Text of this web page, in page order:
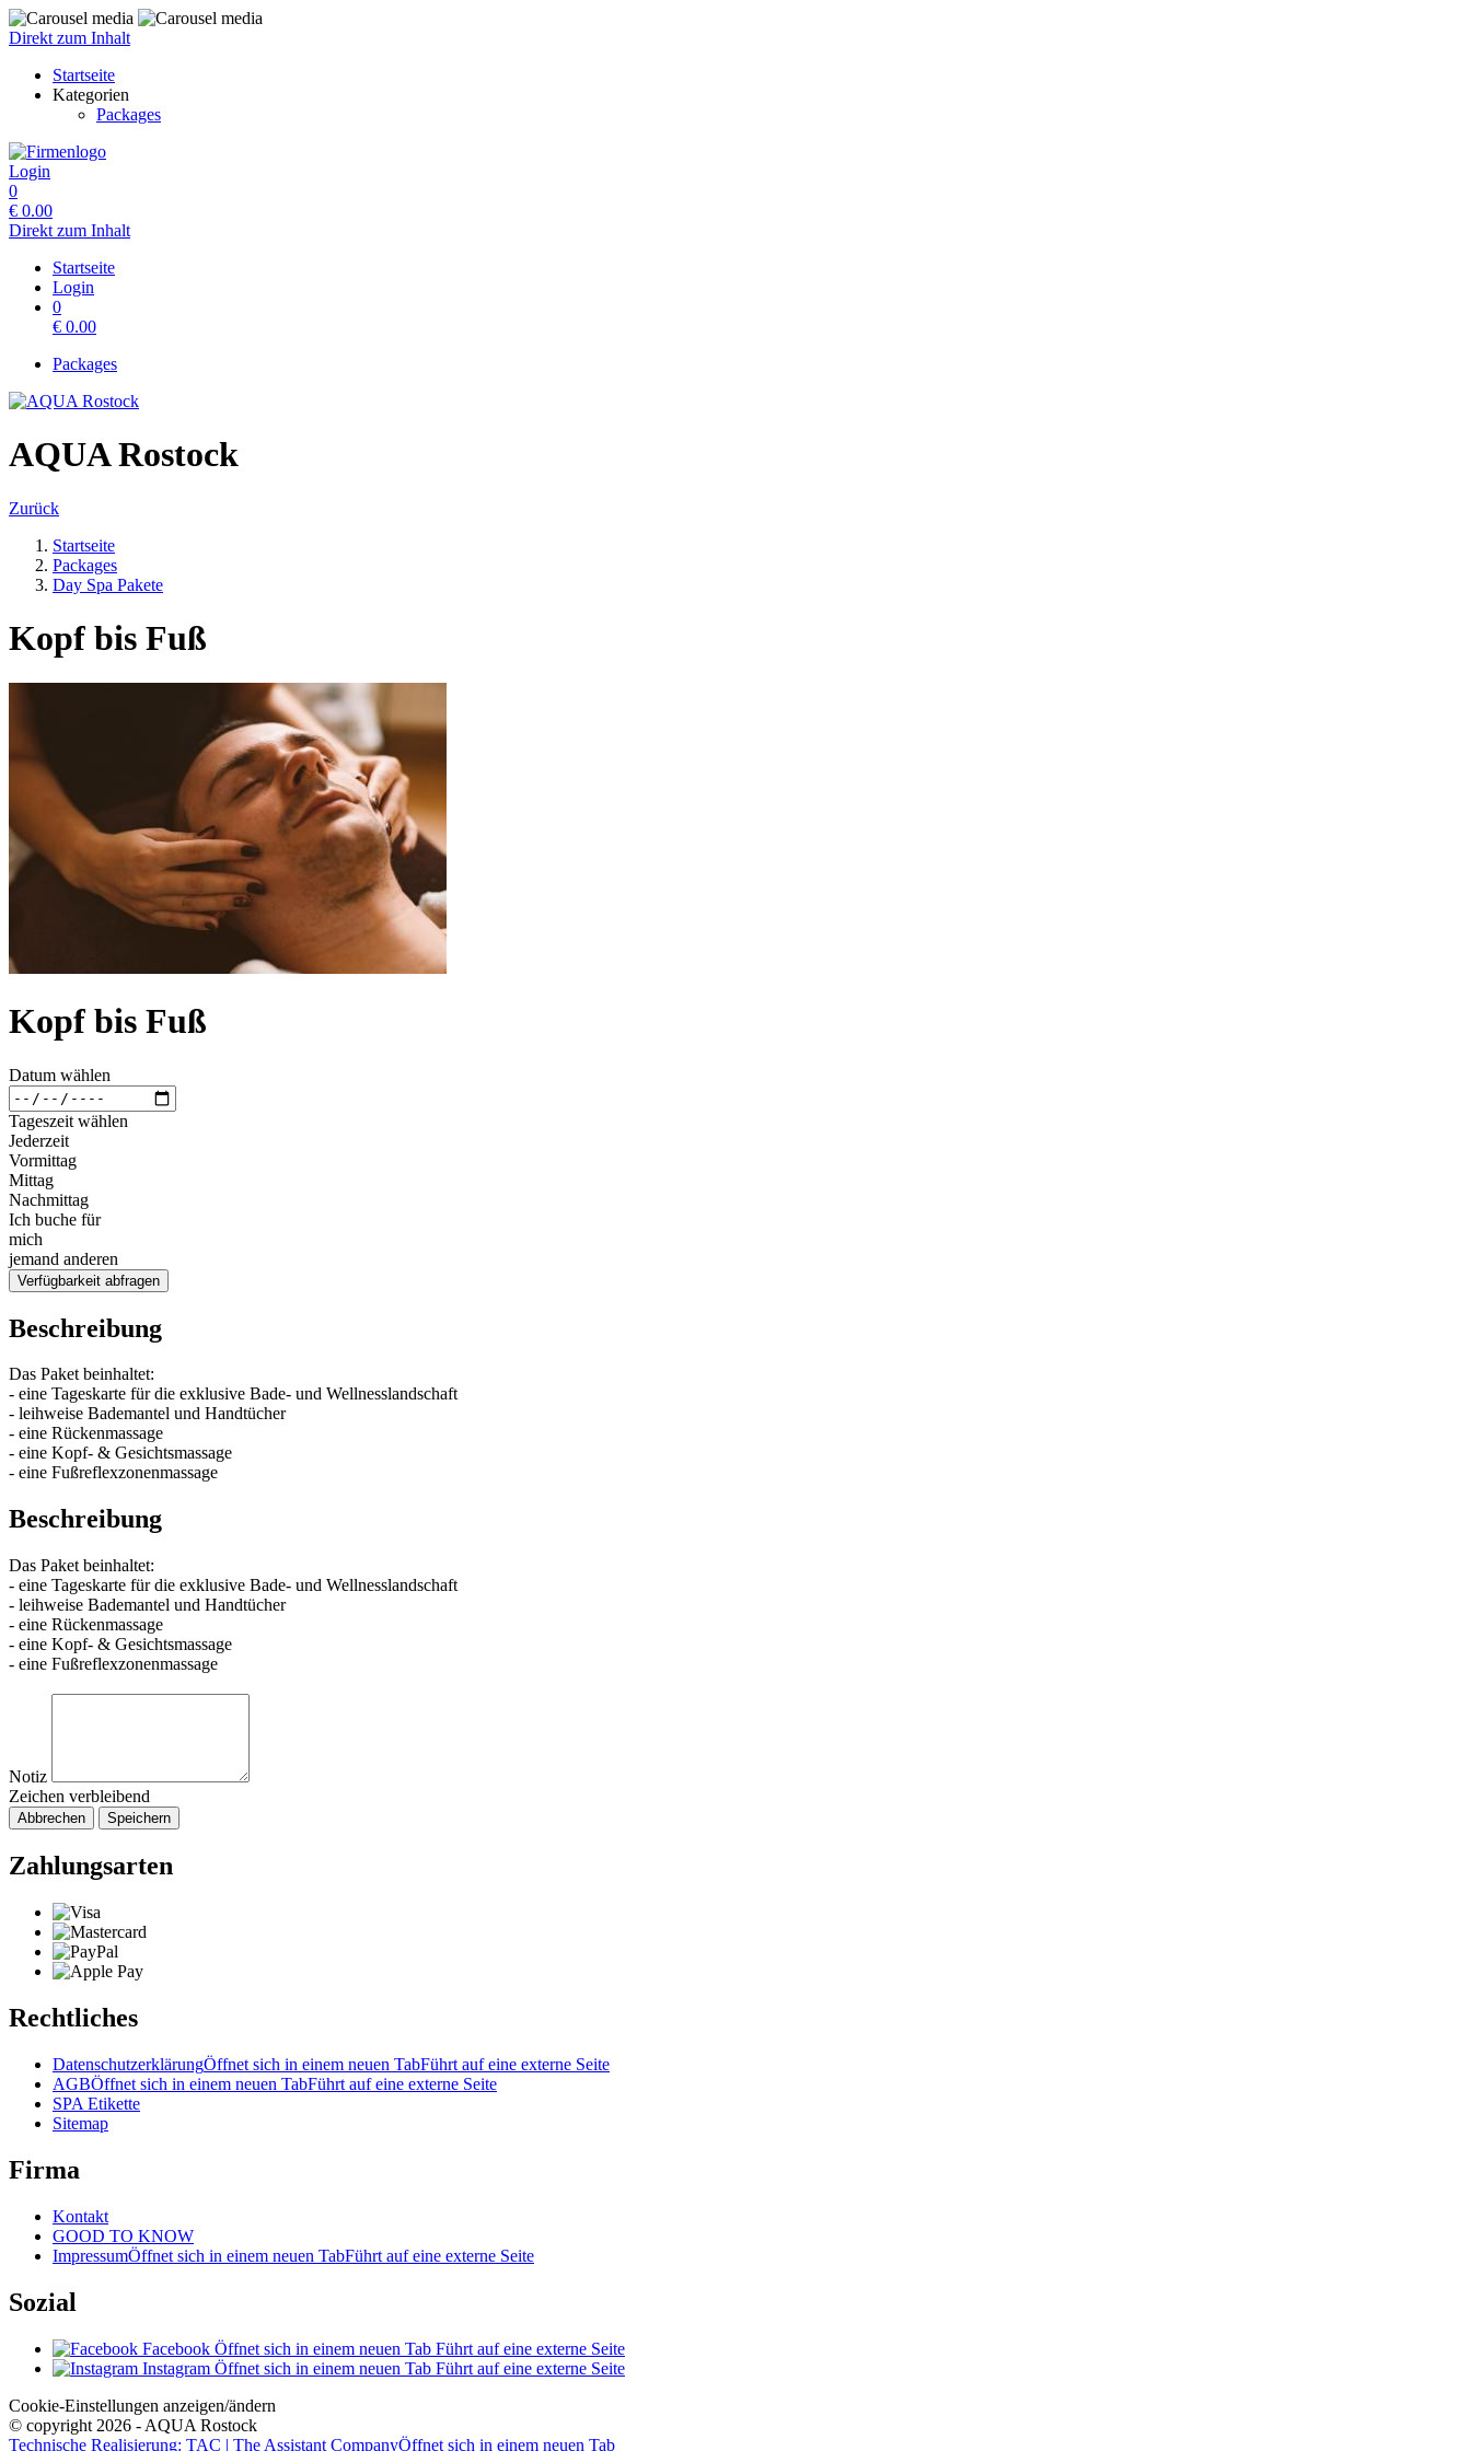
Direkt zum Inhalt
Startseite
Kategorien
Packages
Login
0
€ 0.00
Direkt zum Inhalt
Startseite
Login
0
€ 0.00
Packages
AQUA Rostock
Zurück
Startseite
Packages
Day Spa Pakete
Kopf bis Fuß
Kopf bis Fuß
Datum wählen
Tageszeit wählen
Jederzeit
Vormittag
Mittag
Nachmittag
Ich buche für
mich
jemand anderen
Verfügbarkeit abfragen
Beschreibung
Das Paket beinhaltet:
- eine Tageskarte für die exklusive Bade- und Wellnesslandschaft
- leihweise Bademantel und Handtücher
- eine Rückenmassage
- eine Kopf- & Gesichtsmassage
- eine Fußreflexzonenmassage
Beschreibung
Das Paket beinhaltet:
- eine Tageskarte für die exklusive Bade- und Wellnesslandschaft
- leihweise Bademantel und Handtücher
- eine Rückenmassage
- eine Kopf- & Gesichtsmassage
- eine Fußreflexzonenmassage
Notiz
Zeichen verbleibend
Abbrechen Speichern
Zahlungsarten
Rechtliches
DatenschutzerklärungÖffnet sich in einem neuen TabFührt auf eine externe Seite
AGBÖffnet sich in einem neuen TabFührt auf eine externe Seite
SPA Etikette
Sitemap
Firma
Kontakt
GOOD TO KNOW
ImpressumÖffnet sich in einem neuen TabFührt auf eine externe Seite
Sozial
Facebook Öffnet sich in einem neuen Tab Führt auf eine externe Seite
Instagram Öffnet sich in einem neuen Tab Führt auf eine externe Seite
Cookie-Einstellungen anzeigen/ändern
© copyright 2026 - AQUA Rostock
Technische Realisierung: TAC | The Assistant CompanyÖffnet sich in einem neuen Tab